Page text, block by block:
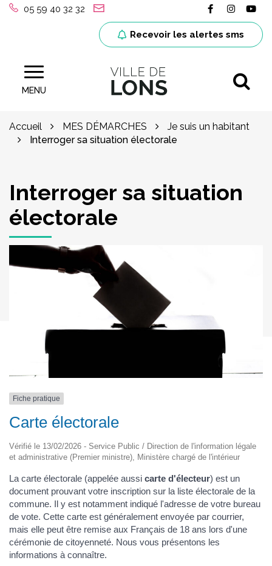
Gestion des traceurs
05 59 40 32 32 Lien vers le
Lien
Recevoir les alertes sms
MENU Site officiel de la ville de Lons (64)
Accueil MES DÉMARCHES
Je suis un habitant
Interroger sa situation électorale
Interroger sa situation
électorale
Fiche pratique
Carte électorale
Vérifié le 13/02/2026 - Service Public / Direction de l'information légale
et administrative (Premier ministre), Ministère chargé de l'intérieur
La carte électorale (appelée aussi carte d'électeur) est un
document prouvant votre inscription sur la liste électorale de la
commune. Il y est notamment indiqué l'adresse de votre bureau
de vote. Cette carte est généralement envoyée par courrier,
mais elle peut être remise aux Français de 18 ans lors d'une
cérémonie de citoyenneté. Nous vous présentons les
informations à connaître.